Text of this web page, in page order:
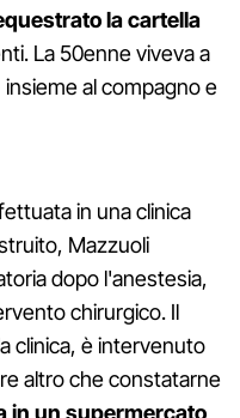
la cartella
La 50enne viveva a
al compagno e
in una clinica
Mazzuoli
dopo l'anestesia,
chirurgico. Il
clinica, è intervenuto
altro che constatarne
in un supermercato